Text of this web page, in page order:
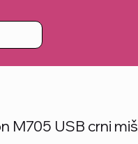
M705 USB crni miš